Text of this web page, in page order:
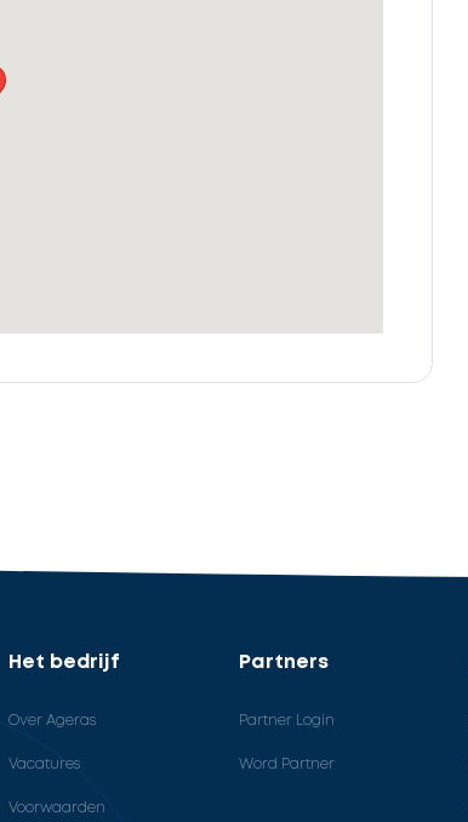
Het bedrijf
Over Ageras
Vacatures
Voorwaarden
Partners
Partner Login
Word Partner